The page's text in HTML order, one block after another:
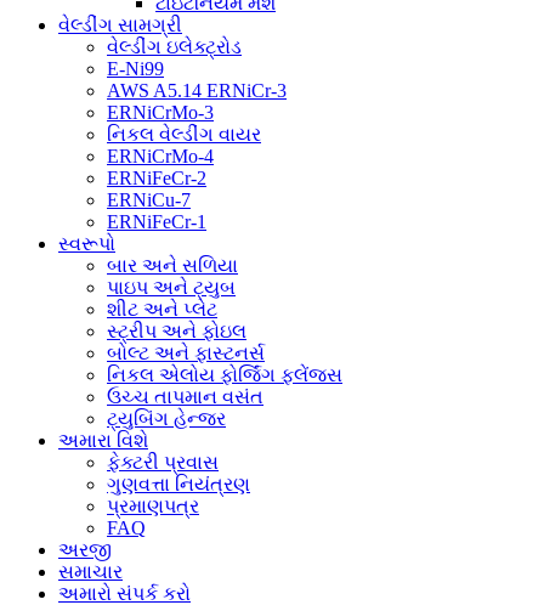
વેલ્ડીંગ સામગ્રી
વેલ્ડીંગ ઇલેક્ટ્રોડ
E-Ni99
AWS A5.14 ERNiCr-3
ERNiCrMo-3
નિકલ વેલ્ડીંગ વાયર
ERNiCrMo-4
ERNiFeCr-2
ERNiCu-7
ERNiFeCr-1
સ્વરૂપો
બાર અને સળિયા
પાઇપ અને ટ્યુબ
શીટ અને પ્લેટ
સ્ટ્રીપ અને ફોઇલ
બોલ્ટ અને ફાસ્ટનર્સ
નિકલ એલોય ફોર્જિંગ ફ્લેંજ્સ
ઉચ્ચ તાપમાન વસંત
ટ્યુબિંગ હેન્જર
અમારા વિશે
ફેક્ટરી પ્રવાસ
ગુણવત્તા નિયંત્રણ
પ્રમાણપત્ર
FAQ
અરજી
સમાચાર
અમારો સંપર્ક કરો